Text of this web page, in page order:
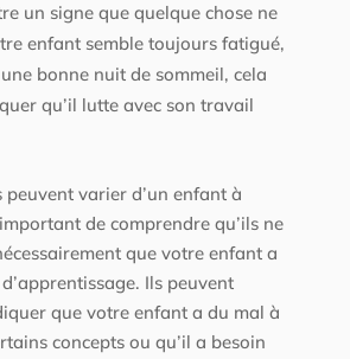
un signe que quelque chose ne
enfant semble toujours fatigué,
bonne nuit de sommeil, cela
qu’il lutte avec son travail
peuvent varier d’un enfant à
de comprendre qu’ils ne
que votre enfant a
Ils peuvent
que votre enfant a du mal à
concepts ou qu’il a besoin